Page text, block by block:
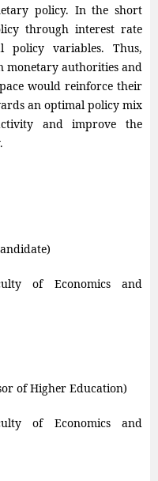
policy. In the short
through interest rate
policy variables. Thus,
monetary authorities and
would reinforce their
an optimal policy mix
and improve the
of Economics and
of Higher Education)
of Economics and